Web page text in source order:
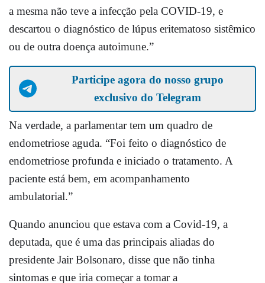
a mesma não teve a infecção pela COVID-19, e
descartou o diagnóstico de lúpus eritematoso sistêmico
ou de outra doença autoimune.”
Participe agora do nosso grupo
exclusivo do Telegram
Na verdade, a parlamentar tem um quadro de
endometriose aguda. “Foi feito o diagnóstico de
endometriose profunda e iniciado o tratamento. A
paciente está bem, em acompanhamento
ambulatorial.”
Quando anunciou que estava com a Covid-19, a
deputada, que é uma das principais aliadas do
presidente Jair Bolsonaro, disse que não tinha
sintomas e que iria começar a tomar a